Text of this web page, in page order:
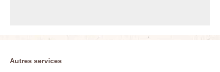
Autres services